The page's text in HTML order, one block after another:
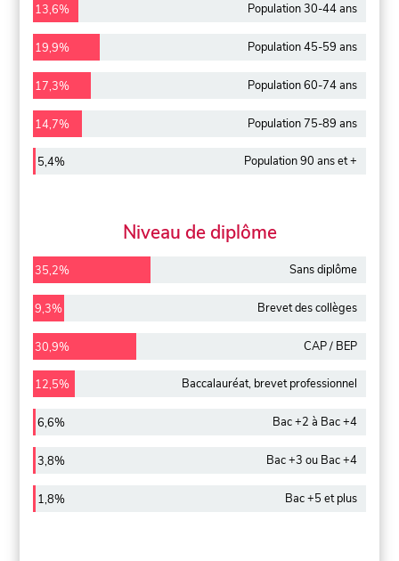
13,6% Population 30-44 ans
19,9% Population 45-59 ans
17,3% Population 60-74 ans
14,7% Population 75-89 ans
5,4% Population 90 ans et +
Niveau de diplôme
35,2% Sans diplôme
9,3% Brevet des collèges
30,9% CAP / BEP
12,5% Baccalauréat, brevet professionnel
6,6% Bac +2 à Bac +4
3,8% Bac +3 ou Bac +4
1,8% Bac +5 et plus